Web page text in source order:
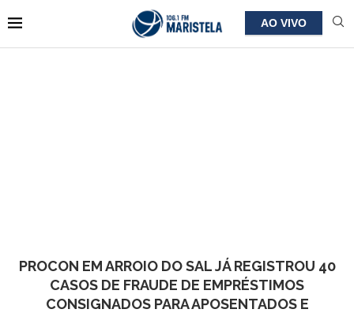
AO VIVO
PROCON EM ARROIO DO SAL JÁ REGISTROU 40
CASOS DE FRAUDE DE EMPRÉSTIMOS
CONSIGNADOS PARA APOSENTADOS E